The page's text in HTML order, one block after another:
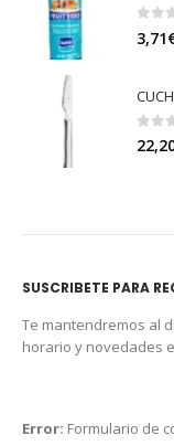
0 out
3,71
0out
SUSCRIBETE PARA
Te mantendremos al
horario y novedades
Error: Formulario de